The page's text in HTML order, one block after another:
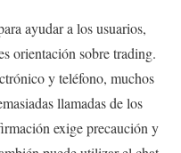
ayudar a los usuarios,
orientación sobre trading.
y teléfono, muchos
llamadas de los
exige precaución y